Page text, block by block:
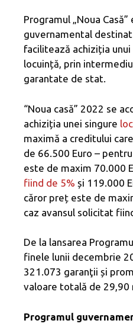
Programul „Noua
guvernamental
facilitează achiziția
locuință, prin
garantate de stat.
“Noua casă” 2022 se
achiziția unei singure
maximă a creditului
de 66.500 Euro –
este de maxim 70.000
fiind de 5% și 119.000
căror preț este de
caz avansul solicitat
De la lansarea
finele lunii decembrie
321.073 garanţii și
valoare totală de 29,90
Programul